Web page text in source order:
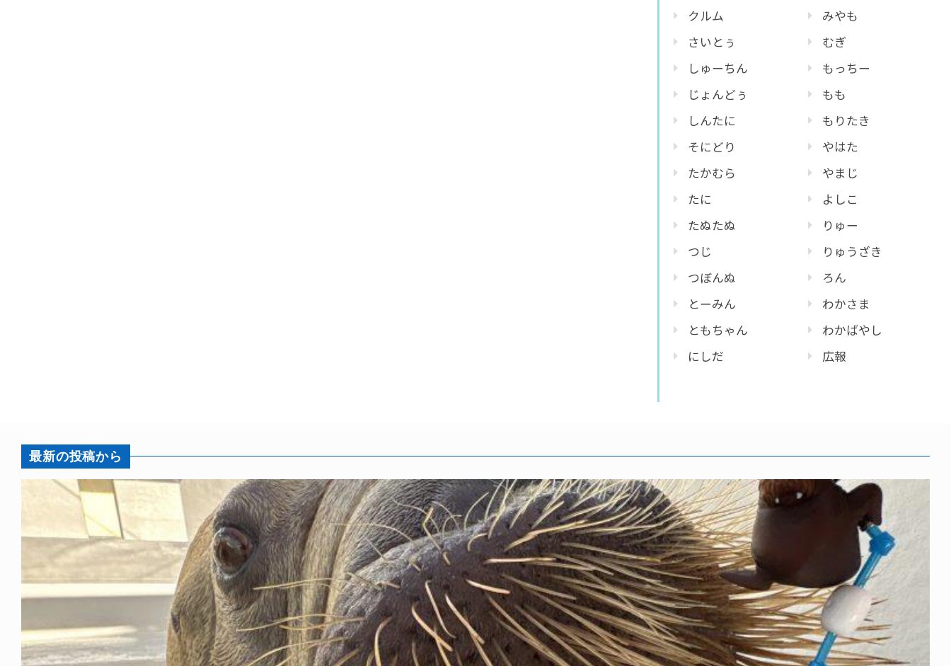
クルム
さいとぅ
しゅーちん
じょんどぅ
しんたに
そにどり
たかむら
たに
たぬたぬ
つじ
つぼんぬ
とーみん
ともちゃん
にしだ
みやも
むぎ
もっちー
もも
もりたき
やはた
やまじ
よしこ
りゅー
りゅうざき
ろん
わかさま
わかばやし
広報
最新の投稿から